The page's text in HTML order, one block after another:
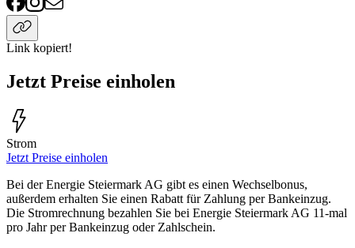
Link kopiert!
Jetzt Preise einholen
Strom
Jetzt Preise einholen
Bei der Energie Steiermark AG gibt es einen Wechselbonus,
außerdem erhalten Sie einen Rabatt für Zahlung per Bankeinzug.
Die Stromrechnung bezahlen Sie bei Energie Steiermark AG 11-mal
pro Jahr per Bankeinzug oder Zahlschein.